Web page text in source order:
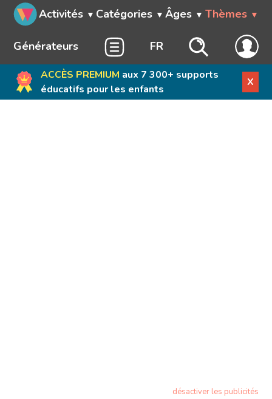
Activités Catégories Âges Thèmes
Générateurs FR
ACCÈS PREMIUM aux 7 300+ supports
éducatifs pour les enfants
X
désactiver les publicités